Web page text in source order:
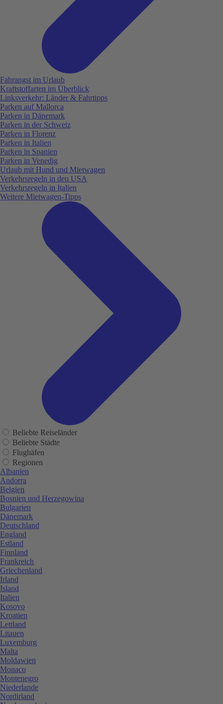
Fahrangst im Urlaub
Kraftstoffarten im Überblick
Linksverkehr: Länder & Fahrtipps
Parken auf Mallorca
Parken in Dänemark
Parken in der Schweiz
Parken in Florenz
Parken in Italien
Parken in Spanien
Parken in Venedig
Urlaub mit Hund und Mietwagen
Verkehrsregeln in den USA
Verkehrsregeln in Italien
Weitere Mietwagen-Tipps
Beliebte Reiseländer
Beliebte Städte
Flughäfen
Regionen
Albanien
Andorra
Belgien
Bosnien und Herzegowina
Bulgarien
Dänemark
Deutschland
England
Estland
Finnland
Frankreich
Griechenland
Irland
Island
Italien
Kosovo
Kroatien
Lettland
Litauen
Luxemburg
Malta
Moldawien
Monaco
Montenegro
Niederlande
Nordirland